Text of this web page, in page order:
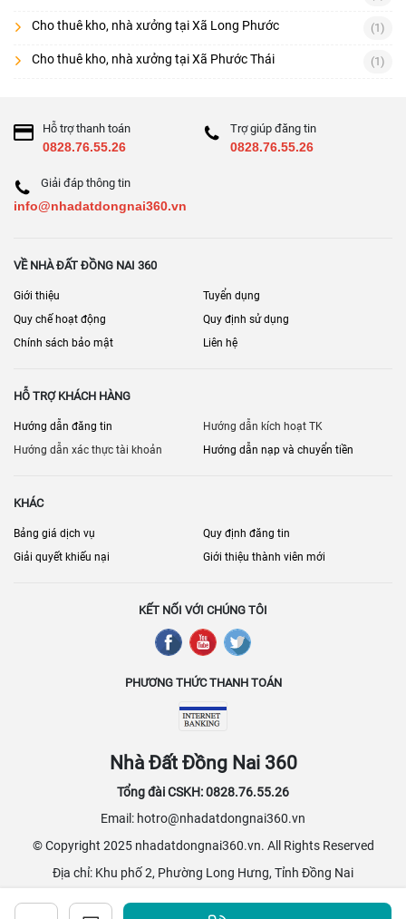
Cho thuê kho, nhà xưởng tại Xã Long Phước (1)
Cho thuê kho, nhà xưởng tại Xã Phước Thái (1)
Hỗ trợ thanh toán
0828.76.55.26
Trợ giúp đăng tin
0828.76.55.26
Giải đáp thông tin
info@nhadatdongnai360.vn
VỀ NHÀ ĐẤT ĐỒNG NAI 360
Giới thiệu
Tuyển dụng
Quy chế hoạt động
Quy định sử dụng
Chính sách bảo mật
Liên hệ
HỖ TRỢ KHÁCH HÀNG
Hướng dẫn đăng tin
Hướng dẫn kích hoạt TK
Hướng dẫn xác thực tài khoản
Hướng dẫn nạp và chuyển tiền
KHÁC
Bảng giá dịch vụ
Quy định đăng tin
Giải quyết khiếu nại
Giới thiệu thành viên mới
KẾT NỐI VỚI CHÚNG TÔI
PHƯƠNG THỨC THANH TOÁN
Nhà Đất Đồng Nai 360
Tổng đài CSKH: 0828.76.55.26
Email: hotro@nhadatdongnai360.vn
© Copyright 2025 nhadatdongnai360.vn. All Rights Reserved
Địa chỉ: Khu phố 2, Phường Long Hưng, Tỉnh Đồng Nai